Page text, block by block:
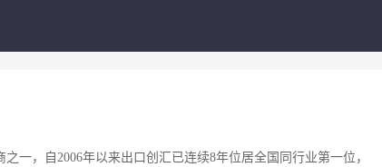
一，自2006年以来出口创汇已连续8年位居全国同行业第一位，